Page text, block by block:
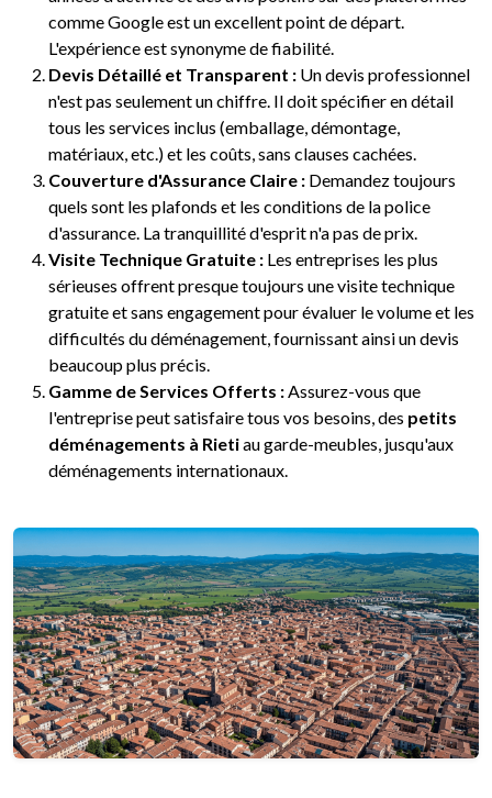
comme Google est un excellent point de départ.
L'expérience est synonyme de fiabilité.
Devis Détaillé et Transparent : Un devis professionnel
n'est pas seulement un chiffre. Il doit spécifier en détail
tous les services inclus (emballage, démontage,
matériaux, etc.) et les coûts, sans clauses cachées.
Couverture d'Assurance Claire : Demandez toujours
quels sont les plafonds et les conditions de la police
d'assurance. La tranquillité d'esprit n'a pas de prix.
Visite Technique Gratuite : Les entreprises les plus
sérieuses offrent presque toujours une visite technique
gratuite et sans engagement pour évaluer le volume et les
difficultés du déménagement, fournissant ainsi un devis
beaucoup plus précis.
Gamme de Services Offerts : Assurez-vous que
l'entreprise peut satisfaire tous vos besoins, des petits
déménagements à Rietiau garde-meubles, jusqu'aux
déménagements internationaux.